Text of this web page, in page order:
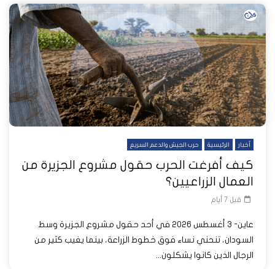
أخبار الرئيسية حرب الجيش والدعم السريع
كيف أفرغت الحرب حقول مشروع الجزيرة من
العمال الزراعيين؟
قبل 7 أيام
عاين- 3 أغسطس 2026 في أحد حقول مشروع الجزيرة وسط
السودان، تنحني نساء فوق خطوط الزراعة، بينما يغيب كثير من
الرجال الذين كانوا يشكلون...